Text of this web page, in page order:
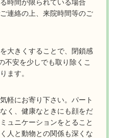
時間が限られている場合
連絡の上、来院時間等のご
大きくすることで、閉鎖感
不安を少しでも取り除くこ
ます。
軽にお寄り下さい。パート
く、健康なときにも顔をだ
ュニケーションをとること
人と動物との関係も深くな